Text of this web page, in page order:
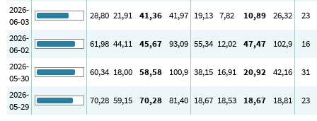
2026-
06-03
28,80 21,91 41,36 41,97 19,13 7,82 10,89 26,32
23
2026-
06-02
61,98 44,11 45,67 93,09 55,34 12,02 47,47 102,9
16
2026-
05-30
60,34 18,00 58,58 100,9 38,15 16,91 20,92 42,16
31
2026-
05-29
70,28 59,15 70,28 81,40 18,67 18,53 18,67 18,81 23